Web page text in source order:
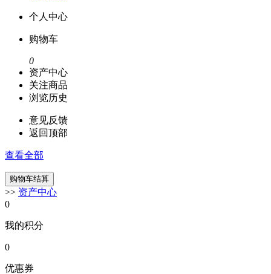
个人中心
购物车
0
资产中心
关注商品
浏览历史
意见反馈
返回顶部
查看全部
>> 资产中心
0
我的积分
0
优惠券